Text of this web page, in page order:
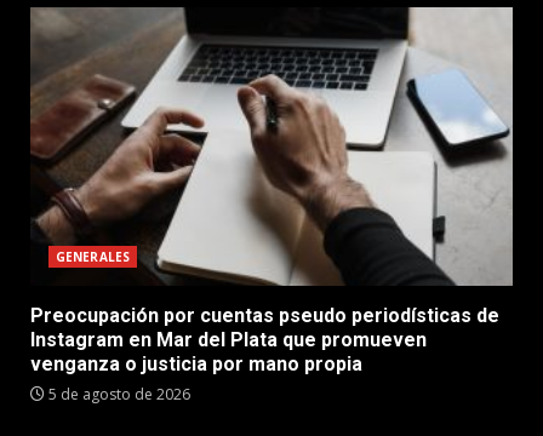
GENERALES
Preocupación por cuentas pseudo periodísticas de
Instagram en Mar del Plata que promueven
venganza o justicia por mano propia
5 de agosto de 2026